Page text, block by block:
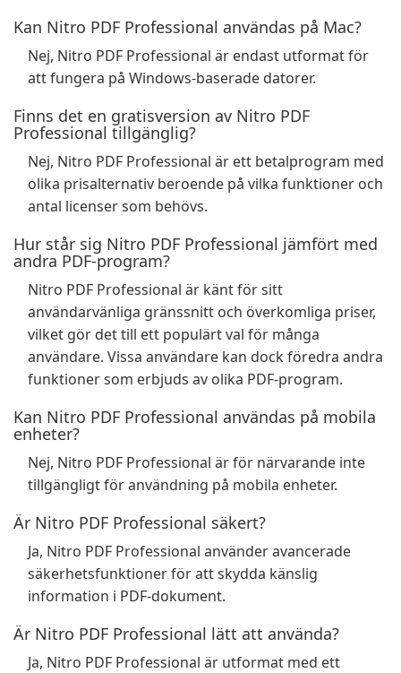
Kan Nitro PDF Professional användas på Mac?
Nej, Nitro PDF Professional är endast utformat för
att fungera på Windows-baserade datorer.
Finns det en gratisversion av Nitro PDF
Professional tillgänglig?
Nej, Nitro PDF Professional är ett betalprogram med
olika prisalternativ beroende på vilka funktioner och
antal licenser som behövs.
Hur står sig Nitro PDF Professional jämfört med
andra PDF-program?
Nitro PDF Professional är känt för sitt
användarvänliga gränssnitt och överkomliga priser,
vilket gör det till ett populärt val för många
användare. Vissa användare kan dock föredra andra
funktioner som erbjuds av olika PDF-program.
Kan Nitro PDF Professional användas på mobila
enheter?
Nej, Nitro PDF Professional är för närvarande inte
tillgängligt för användning på mobila enheter.
Är Nitro PDF Professional säkert?
Ja, Nitro PDF Professional använder avancerade
säkerhetsfunktioner för att skydda känslig
information i PDF-dokument.
Är Nitro PDF Professional lätt att använda?
Ja, Nitro PDF Professional är utformat med ett